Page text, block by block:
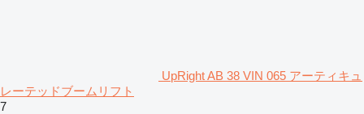
UpRight AB 38 VIN 065 アーティキュ
レーテッドブームリフト
7